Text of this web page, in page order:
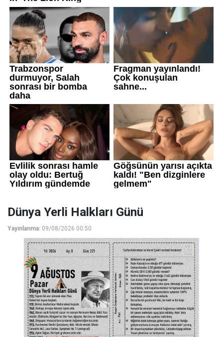
Dünya Yerli Halkları Günü
Yayınlanma: 09/08/2026 00:50